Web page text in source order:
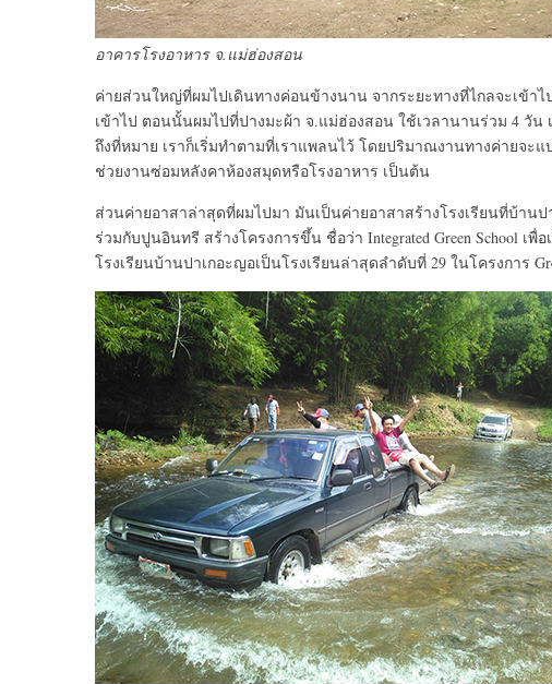
อาคารโรงอาหาร จ.แม่ฮ่องสอน
ค่ายส่วนใหญ่ที่ผมไปเดินทางค่อนข้างนาน จากระยะทางที่ไกลจะเข้
เข้าไป ตอนนั้นผมไปที่ปางมะผ้า จ.แม่ฮ่องสอน ใช้เวลานานร่วม 4 วัน
ถึงที่หมาย เราก็เริ่มทำตามที่เราแพลนไว้ โดยปริมาณงานทางค่ายจะ
ช่วยงานซ่อมหลังคาห้องสมุดหรือโรงอาหาร เป็นต้น
ส่วนค่ายอาสาล่าสุดที่ผมไปมา มันเป็นค่ายอาสาสร้างโรงเรียนที่บ้าน
ร่วมกับปูนอินทรี สร้างโครงการขึ้น ชื่อว่า Integrated Green School
โรงเรียนบ้านปาเกอะญอเป็นโรงเรียนล่าสุดลำดับที่ 29 ในโครงการ